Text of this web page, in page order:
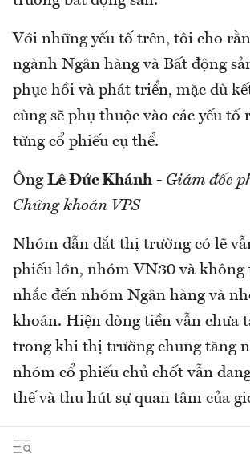
Với những yếu tố trên, tôi cho
ngành Ngân hàng và Bất động
phục hồi và phát triển, mặc dù
cùng sẽ phụ thuộc vào các yếu tố
từng cổ phiếu cụ thể.
Ông Lê Đức Khánh - Giám đốc
Chứng khoán VPS
Nhóm dẫn dắt thị trường có lẽ
phiếu lớn, nhóm VN30 và không
nhắc đến nhóm Ngân hàng và
khoán. Hiện dòng tiền vẫn chưa
trong khi thị trường chung tăng
nhóm cổ phiếu chủ chốt vẫn
thế và thu hút sự quan tâm của
Nguyễn Hoàng